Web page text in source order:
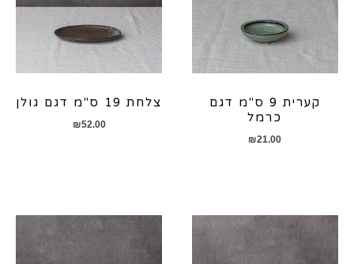
קערית 9 ס"מ דגם
כרמל
₪21.00
צלחת 19 ס"מ דגם גולן
₪52.00